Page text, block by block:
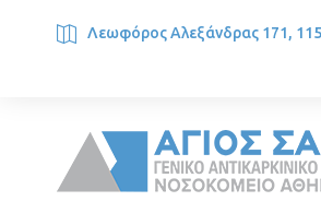
Λεωφόρος Αλεξάνδρας 171,